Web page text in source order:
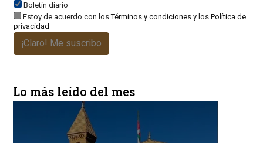
Boletín diario
Estoy de acuerdo con losTérminos y condicionesy los Política de
privacidad
¡Claro! Me suscribo
Lo más leído del mes